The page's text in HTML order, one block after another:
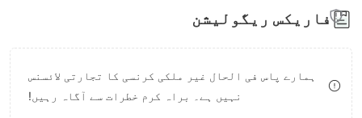
8
9
فاریکس ریگولیشن
ہمارے پاس فی الحال غیر ملکی کرنسی کا تجارتی لائسنس
نہیں ہے۔ براہ کرم خطرات سے آگاہ رہیں!